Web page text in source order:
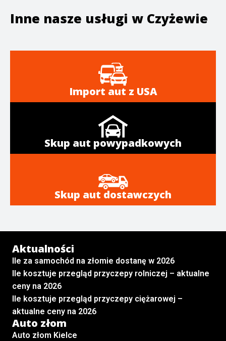
Inne nasze usługi w Czyżewie
Import aut z USA
Skup aut powypadkowych
Skup aut dostawczych
Aktualności
Ile za samochód na złomie dostanę w 2026
Ile kosztuje przegląd przyczepy rolniczej – aktualne
ceny na 2026
Ile kosztuje przegląd przyczepy ciężarowej –
aktualne ceny na 2026
Auto złom
Auto złom Kielce